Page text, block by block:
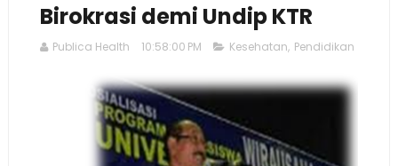
Birokrasi demi Undip KTR
Publica Health 10:58:00 PM Kesehatan, Pendidikan